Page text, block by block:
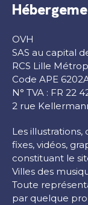
OVH
SAS au capital
RCS Lille
Code APE
N° TVA : FR 22
2 rue
Les illustrations,
fixes, vidéos,
constituant le
Villes des
Toute
par quelque